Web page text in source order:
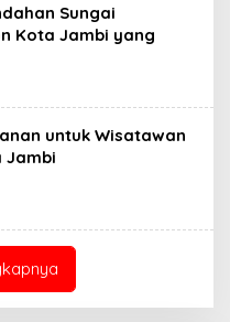
Sungai
Kota Jambi yang
untuk Wisatawan
Jambi